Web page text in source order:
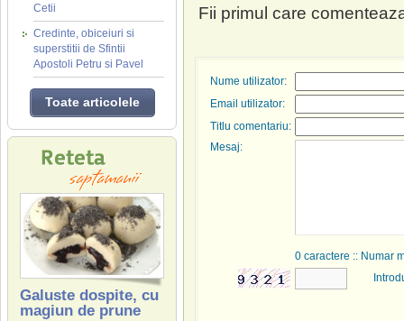
Cetii
Credinte, obiceiuri si
superstitii de Sfintii
Apostoli Petru si Pavel
Toate articolele
Galuste dospite, cu
magiun de prune
Fii primul care
Nume utilizator:
Email utilizator:
Titlu comentariu:
Mesaj:
0 caractere :: Numar